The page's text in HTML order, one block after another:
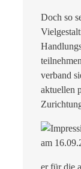
Doch so
verband
aktuellen
er für die